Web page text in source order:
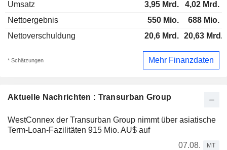
Aktuelle Nachrichten : Transurban Group
WestConnex der Transurban Group nimmt über asiatische
Term-Loan-Fazilitäten 915 Mio. AU$ auf
07.08.
MT
Umsatz
3,95 Mrd.
4,02 Mrd.
Nettoergebnis
550 Mio.
688 Mio.
Nettoverschuldung
20,6 Mrd. 20,63 Mrd.
* Schätzungen Mehr Finanzdaten